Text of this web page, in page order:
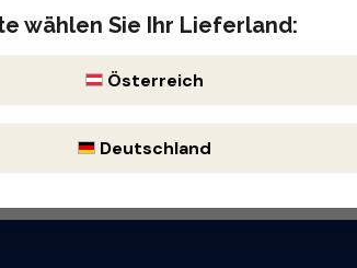
Enthält Sulfite
wählen Sie Ihr Lieferland:
Österreich
Deutschland